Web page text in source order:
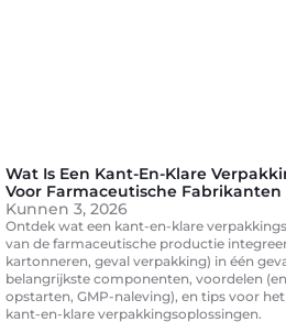
Wat Is Een Kant-En-Klare
Voor Farmaceutische Fabrikanten
Kunnen 3, 2026
Ontdek wat een kant-en-klare
van de farmaceutische productie
kartonneren, geval verpakking) in één
belangrijkste componenten, voordelen
opstarten, GMP-naleving), en tips voor
kant-en-klare verpakkingsoplossingen.